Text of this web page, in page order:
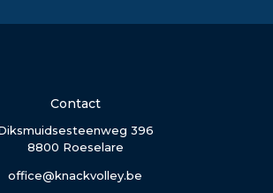
Contact
396
8800 Roeselare
office@knackvolley.be